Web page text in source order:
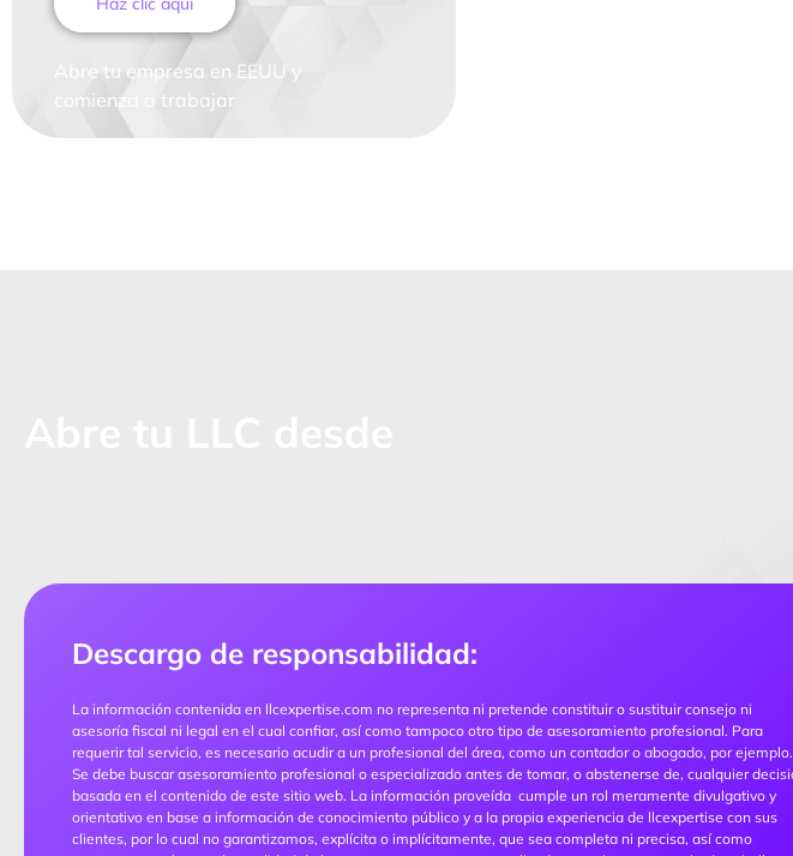
Abre tu empresa en EEUU y
comienza a trabajar
Descargo de responsabilidad:
La información contenida en llcexpertise.com no representa ni pretende constituir o sustituir consejo ni
asesoría fiscal ni legal en el cual confiar, así como tampoco otro tipo de asesoramiento profesional. Para
requerir tal servicio, es necesario acudir a un profesional del área, como un contador o abogado, por ejemplo.
Se debe buscar asesoramiento profesional o especializado antes de tomar, o abstenerse de, cualquier
basada en el contenido de este sitio web. La información proveída cumple un rol meramente divulgativo y
orientativo en base a información de conocimiento público y a la propia experiencia de llcexpertise con sus
clientes, por lo cual no garantizamos, explícita o implícitamente, que sea completa ni precisa, así como